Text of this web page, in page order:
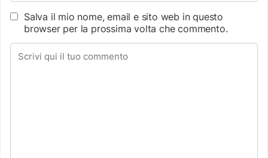
Salva il mio nome, email e sito web in questo
browser per la prossima volta che commento.